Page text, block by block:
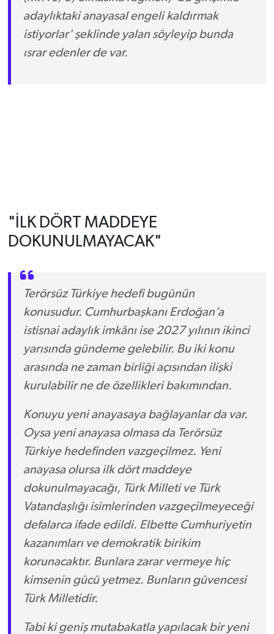
adaylıktaki anayasal engeli kaldırmak
istiyorlar' şeklinde yalan söyleyip bunda
ısrar edenler de var.
"İLK DÖRT MADDEYE
DOKUNULMAYACAK"
Terörsüz Türkiye hedefi bugünün
konusudur. Cumhurbaşkanı Erdoğan’a
istisnai adaylık imkânı ise 2027 yılının ikinci
yarısında gündeme gelebilir. Bu iki konu
arasında ne zaman birliği açısından ilişki
kurulabilir ne de özellikleri bakımından.
Konuyu yeni anayasaya bağlayanlar da var.
Oysa yeni anayasa olmasa da Terörsüz
Türkiye hedefinden vazgeçilmez. Yeni
anayasa olursa ilk dört maddeye
dokunulmayacağı, Türk Milleti ve Türk
Vatandaşlığı isimlerinden vazgeçilmeyeceği
defalarca ifade edildi. Elbette Cumhuriyetin
kazanımları ve demokratik birikim
korunacaktır. Bunlara zarar vermeye hiç
kimsenin gücü yetmez. Bunların güvencesi
Türk Milletidir.
Tabi ki geniş mutabakatla yapılacak bir yeni